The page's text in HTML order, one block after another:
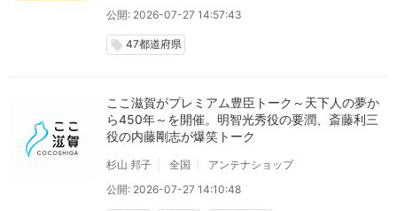
公開: 2026-07-27 14:57:43
local_offer 47都道府県
ここ滋賀がプレミアム豊臣トーク～天下人の夢か
ら450年～を開催。明智光秀役の要潤、斎藤利三
役の内藤剛志が爆笑トーク
杉山 邦子 全国
アンテナショップ
公開: 2026-07-27 14:10:48